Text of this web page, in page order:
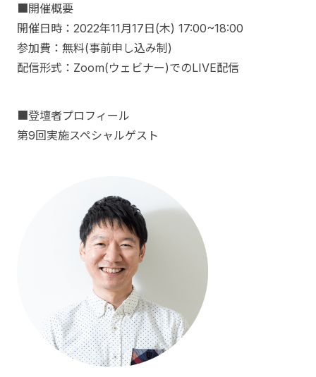
■開催概要
開催日時：2022年11月17日(木) 17:00~18:00
参加費：無料(事前申し込み制)
配信形式：Zoom(ウェビナー)でのLIVE配信
■登壇者プロフィール
第9回実施スペシャルゲスト